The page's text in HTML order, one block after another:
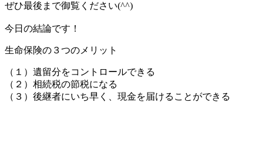
ぜひ最後まで御覧ください(^^)
今日の結論です！
生命保険の３つのメリット
（１）遺留分をコントロールできる
（２）相続税の節税になる
（３）後継者にいち早く、現金を届けることができる